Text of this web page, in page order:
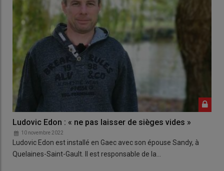
Ludovic Edon : « ne pas laisser de sièges vides »
10 novembre 2022
Ludovic Edon est installé en Gaec avec son épouse Sandy, à
Quelaines-Saint-Gault. Il est responsable de la…